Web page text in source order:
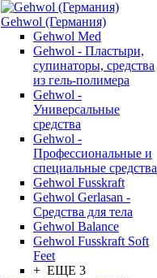
Gehwol (Германия)
Gehwol Med
Gehwol - Пластыри,
супинаторы, средства
из гель-полимера
Gehwol -
Универсальные
средства
Gehwol -
Профессиональные и
специальные средства
Gehwol Fusskraft
Gehwol Gerlasan -
Средства для тела
Gehwol Balance
Gehwol Fusskraft Soft
Feet
+ ЕЩЕ 3